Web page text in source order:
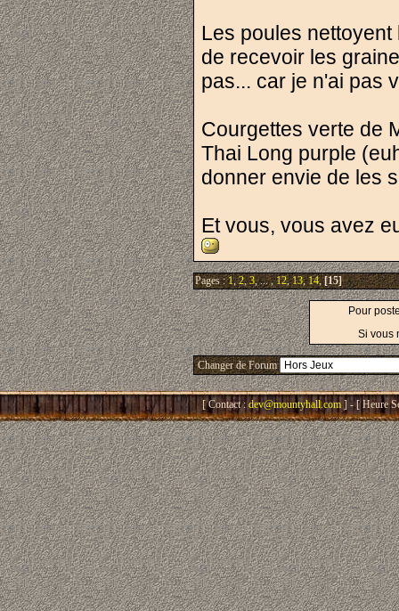
Les poules
de recevoir les
pas... car je n'ai pas
Courgettes verte de
Thai Long purple
donner envie de les
Et vous, vous avez
Pages :1,2,3, ... ,12,13,14,[15]
Pour
Si vous
Changer de Forum
[ Contact : dev@mountyhall.com ] - [ Heure